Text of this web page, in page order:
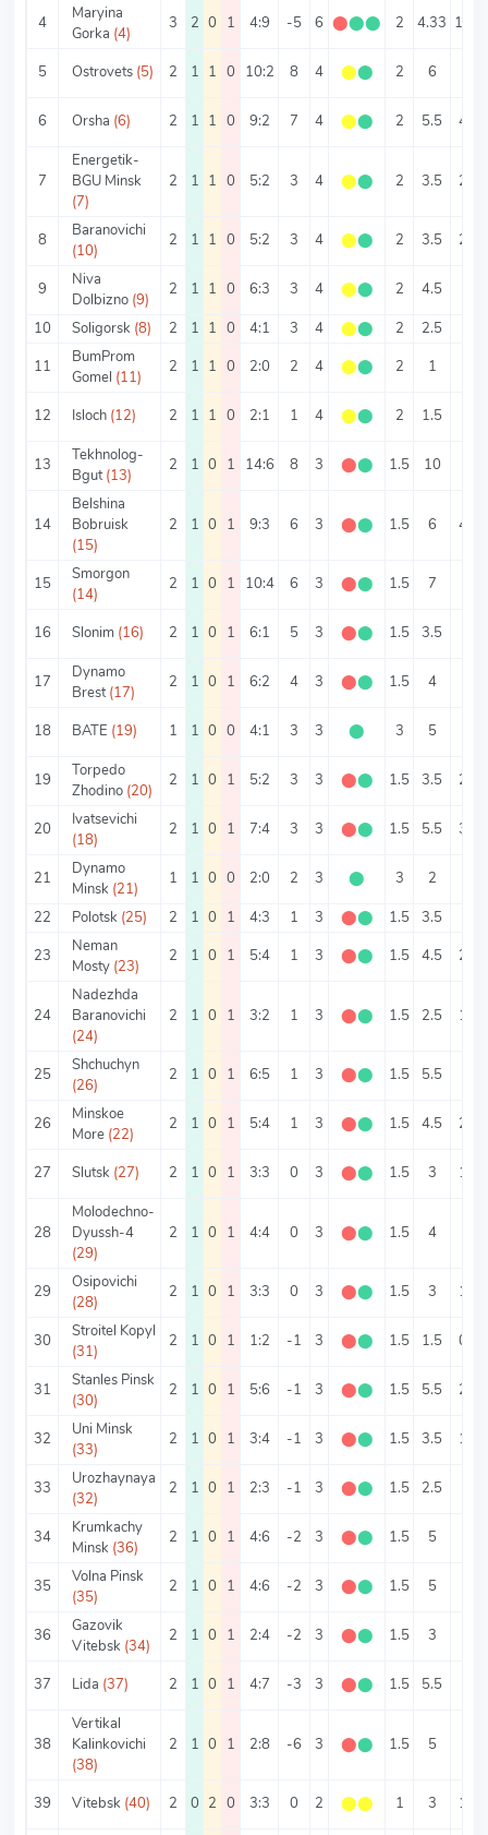
4
Maryina
Gorka (4)
3 2 0 1 4:9 -5 6 ⬤⬤⬤ 2 4.33 1.33
5 Ostrovets (5) 2 1 1 0 10:2 8 4 ⬤⬤ 2 6
6 Orsha (6) 2 1 1 0 9:2 7 4 ⬤⬤ 2 5.5 4.5
7
Energetik-
BGU Minsk
(7)
2 1 1 0 5:2 3 4 ⬤⬤ 2 3.5 2.5
8
Baranovichi
(10)
2 1 1 0 5:2 3 4 ⬤⬤ 2 3.5 2.5
9
Niva
Dolbizno (9)
2 1 1 0 6:3 3 4 ⬤⬤ 2 4.5
10
Soligorsk (8) 2 1 1 0 4:1 3 4 ⬤⬤ 2 2.5
11
BumProm
Gomel (11)
2 1 1 0 2:0 2 4 ⬤⬤ 2 1
12 Isloch (12) 2 1 1 0 2:1 1 4 ⬤⬤ 2 1.5
13
Tekhnolog-
Bgut (13)
2 1 0 1 14:6 8 3 ⬤⬤ 1.5 10
14
Belshina
Bobruisk
(15)
2 1 0 1 9:3 6 3 ⬤⬤ 1.5 6 4.5
15
Smorgon
(14)
2 1 0 1 10:4 6 3 ⬤⬤ 1.5 7
16 Slonim (16) 2 1 0 1 6:1 5 3 ⬤⬤ 1.5 3.5
17
Dynamo
Brest (17)
2 1 0 1 6:2 4 3 ⬤⬤ 1.5 4
18 BATE (19) 1 1 0 0 4:1 3 3 ⬤ 3 5
19
Torpedo
Zhodino (20)
2 1 0 1 5:2 3 3 ⬤⬤ 1.5 3.5 2.5
20
Ivatsevichi
(18)
2 1 0 1 7:4 3 3 ⬤⬤ 1.5 5.5 3.5
21
Dynamo
Minsk (21)
1 1 0 0 2:0 2 3 ⬤ 3 2
22
Polotsk (25) 2 1 0 1 4:3 1 3 ⬤⬤ 1.5 3.5
23
Neman
Mosty (23)
2 1 0 1 5:4 1 3 ⬤⬤ 1.5 4.5 2.5
24
Nadezhda
Baranovichi
(24)
2 1 0 1 3:2 1 3 ⬤⬤ 1.5 2.5 1.5
25
Shchuchyn
(26)
2 1 0 1 6:5 1 3 ⬤⬤ 1.5 5.5
26
Minskoe
More (22)
2 1 0 1 5:4 1 3 ⬤⬤ 1.5 4.5 2.5
27 Slutsk (27) 2 1 0 1 3:3 0 3 ⬤⬤ 1.5 3 1.5
28
Molodechno-
Dyussh-4
(29)
2 1 0 1 4:4 0 3 ⬤⬤ 1.5 4
29
Osipovichi
(28)
2 1 0 1 3:3 0 3 ⬤⬤ 1.5 3 1.5
30
Stroitel Kopyl
(31)
2 1 0 1 1:2 -1 3 ⬤⬤ 1.5 1.5 0.5
31
Stanles Pinsk
(30)
2 1 0 1 5:6 -1 3 ⬤⬤ 1.5 5.5 2.5
32
Uni Minsk
(33)
2 1 0 1 3:4 -1 3 ⬤⬤ 1.5 3.5 1.5
33
Urozhaynaya
(32)
2 1 0 1 2:3 -1 3 ⬤⬤ 1.5 2.5
34
Krumkachy
Minsk (36)
2 1 0 1 4:6 -2 3 ⬤⬤ 1.5 5
35
Volna Pinsk
(35)
2 1 0 1 4:6 -2 3 ⬤⬤ 1.5 5
36
Gazovik
Vitebsk (34)
2 1 0 1 2:4 -2 3 ⬤⬤ 1.5 3
37 Lida (37) 2 1 0 1 4:7 -3 3 ⬤⬤ 1.5 5.5
38
Vertikal
Kalinkovichi
(38)
2 1 0 1 2:8 -6 3 ⬤⬤ 1.5 5
39 Vitebsk (40) 2 0 2 0 3:3 0 2 ⬤⬤ 1 3 1.5